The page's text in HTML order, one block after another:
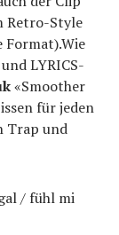
Retro-Style
Format).Wie
LYRICS-
«Smoother
für jeden
Trap und
/ fühl mi